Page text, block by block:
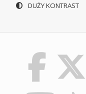
DUŻY KONTRAST